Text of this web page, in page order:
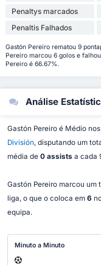
Penaltys marcados
Penaltis Falhados
Gastón Pereiro rematou 9
Pereiro marcou 6 golos e
Pereiro é 66.67%.
Análise
Gastón Pereiro é Médio
División, disputando um
média de 0 assists a cada
Gastón Pereiro marcou um
liga, o que o coloca em 6
equipa.
Minuto a Minuto